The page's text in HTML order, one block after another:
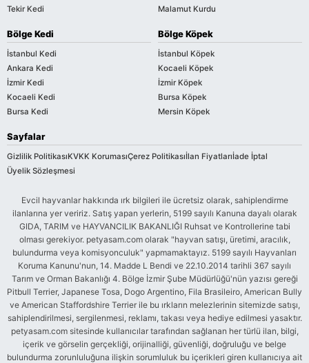
Tekir Kedi
Malamut Kurdu
Bölge Kedi
İstanbul Kedi
Ankara Kedi
İzmir Kedi
Kocaeli Kedi
Bursa Kedi
Bölge Köpek
İstanbul Köpek
Kocaeli Köpek
İzmir Köpek
Bursa Köpek
Mersin Köpek
Sayfalar
Gizlilik PolitikasıKVKK KorumasıÇerez Politikasıİlan Fiyatlarıİade İptal
Üyelik Sözleşmesi
Evcil hayvanlar hakkında ırk bilgileri ile ücretsiz olarak, sahiplendirme
ilanlarına yer veririz. Satış yapan yerlerin, 5199 sayılı Kanuna dayalı olarak
GIDA, TARIM ve HAYVANCILIK BAKANLIĞI Ruhsat ve Kontrollerine tabi
olması gerekiyor. petyasam.com olarak "hayvan satışı, üretimi, aracılık,
bulundurma veya komisyonculuk" yapmamaktayız. 5199 sayılı Hayvanları
Koruma Kanunu'nun, 14. Madde L Bendi ve 22.10.2014 tarihli 367 sayılı
Tarım ve Orman Bakanlığı 4. Bölge İzmir Şube Müdürlüğü'nün yazısı gereği
Pitbull Terrier, Japanese Tosa, Dogo Argentino, Fila Brasileiro, American Bully
ve American Staffordshire Terrier ile bu ırkların melezlerinin sitemizde satışı,
sahiplendirilmesi, sergilenmesi, reklamı, takası veya hediye edilmesi yasaktır.
petyasam.com sitesinde kullanıcılar tarafından sağlanan her türlü ilan, bilgi,
içerik ve görselin gerçekliği, orijinalliği, güvenliği, doğruluğu ve belge
bulundurma zorunluluğuna ilişkin sorumluluk bu içerikleri giren kullanıcıya ait